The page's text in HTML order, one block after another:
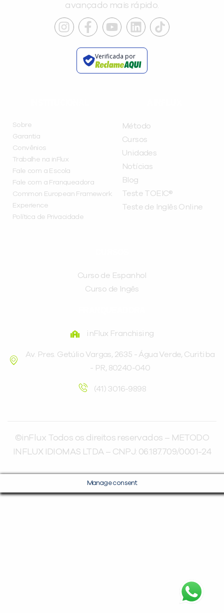
avançado mais rápido.
Verificada por
Sobre
Garantia
Convênios
Trabalhe na inFlux
Fale com a Escola
Fale com a Franqueadora
Common European Framework
Experience
Política de Privacidade
Método
Cursos
Unidades
Notícias
Blog
Teste TOEIC®
Teste de Inglês Online
Curso de Espanhol
Curso de Ingês
inFlux Franchising
Av. Pres. Getúlio Vargas, 2635 - Água Verde, Curitiba
- PR, 80240-040
(41) 3016-9898
©inFlux Todos os direitos reservados – METODO
INFLUX IDIOMAS LTDA – CNPJ: 06.187.709/0001-24
Manage consent